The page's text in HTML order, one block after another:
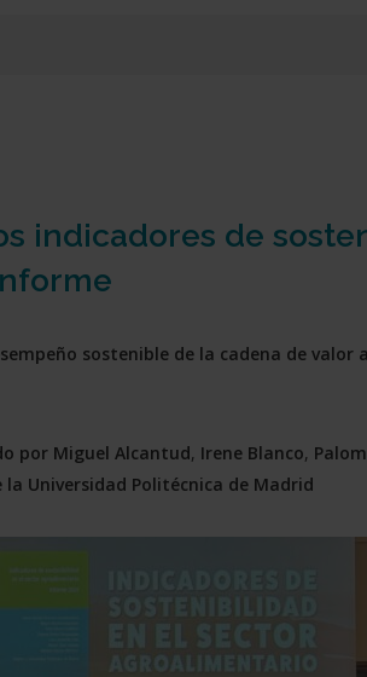
indicadores de
sostenible de la cadena de valor
por Miguel Alcantud, Irene Blanco,
Universidad Politécnica de Madrid